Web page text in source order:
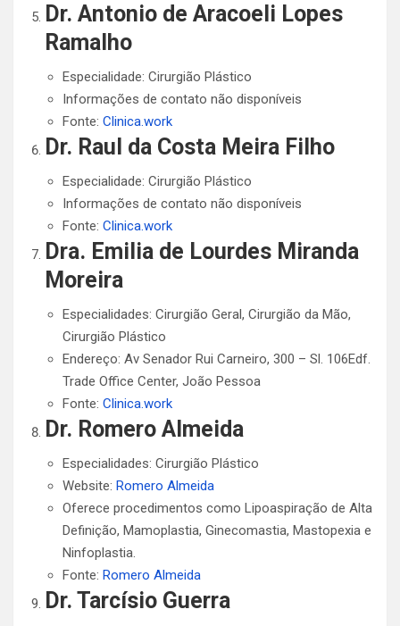
Dr. Antonio de Aracoeli Lopes
Ramalho
Especialidade: Cirurgião Plástico
Informações de contato não disponíveis
Fonte: Clinica.work
Dr. Raul da Costa Meira Filho
Especialidade: Cirurgião Plástico
Informações de contato não disponíveis
Fonte: Clinica.work
Dra. Emilia de Lourdes Miranda
Moreira
Especialidades: Cirurgião Geral, Cirurgião da Mão,
Cirurgião Plástico
Endereço: Av Senador Rui Carneiro, 300 – Sl. 106Edf.
Trade Office Center, João Pessoa
Fonte: Clinica.work
Dr. Romero Almeida
Especialidades: Cirurgião Plástico
Website: Romero Almeida
Oferece procedimentos como Lipoaspiração de Alta
Definição, Mamoplastia, Ginecomastia, Mastopexia e
Ninfoplastia.
Fonte: Romero Almeida
Dr. Tarcísio Guerra